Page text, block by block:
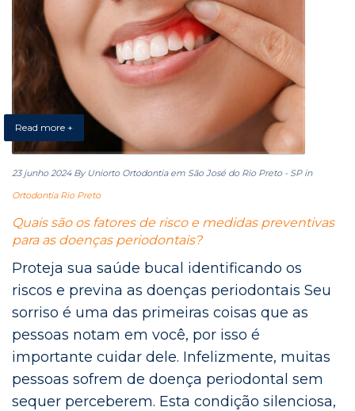
Read more +
23 junho 2024 By Uniorto Ortodontia em São José do Rio Preto - SP in
Ortodontia Rio Preto
Quais são os fatores de risco e medidas preventivas
para as doenças periodontais?
Proteja sua saúde bucal identificando os
riscos e previna as doenças periodontais Seu
sorriso é uma das primeiras coisas que as
pessoas notam em você, por isso é
importante cuidar dele. Infelizmente, muitas
pessoas sofrem de doença periodontal sem
sequer perceberem. Esta condição silenciosa,